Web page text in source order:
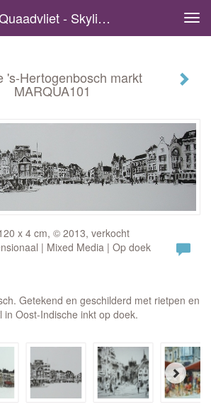
Marion Janssen-Quaadvliet - Skyline 's-Hertogenbosch Markt MARQUA101
's-Hertogenbosch markt
MARQUA101
x 4 cm, © 2013, verkocht
| Mixed Media | Op doek
Getekend en geschilderd met rietpen en
in Oost-Indische inkt op doek.